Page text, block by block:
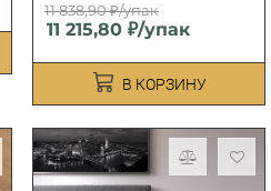
11 838,90 ₽/упак
11 215,80 ₽/упак
В КОРЗИНУ